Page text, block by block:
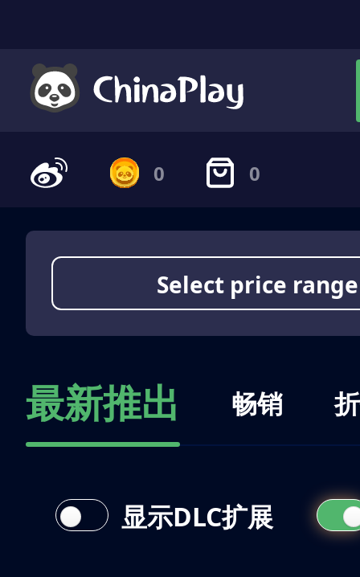
0 0
Select price range
最新推出 畅销
显示DLC扩展